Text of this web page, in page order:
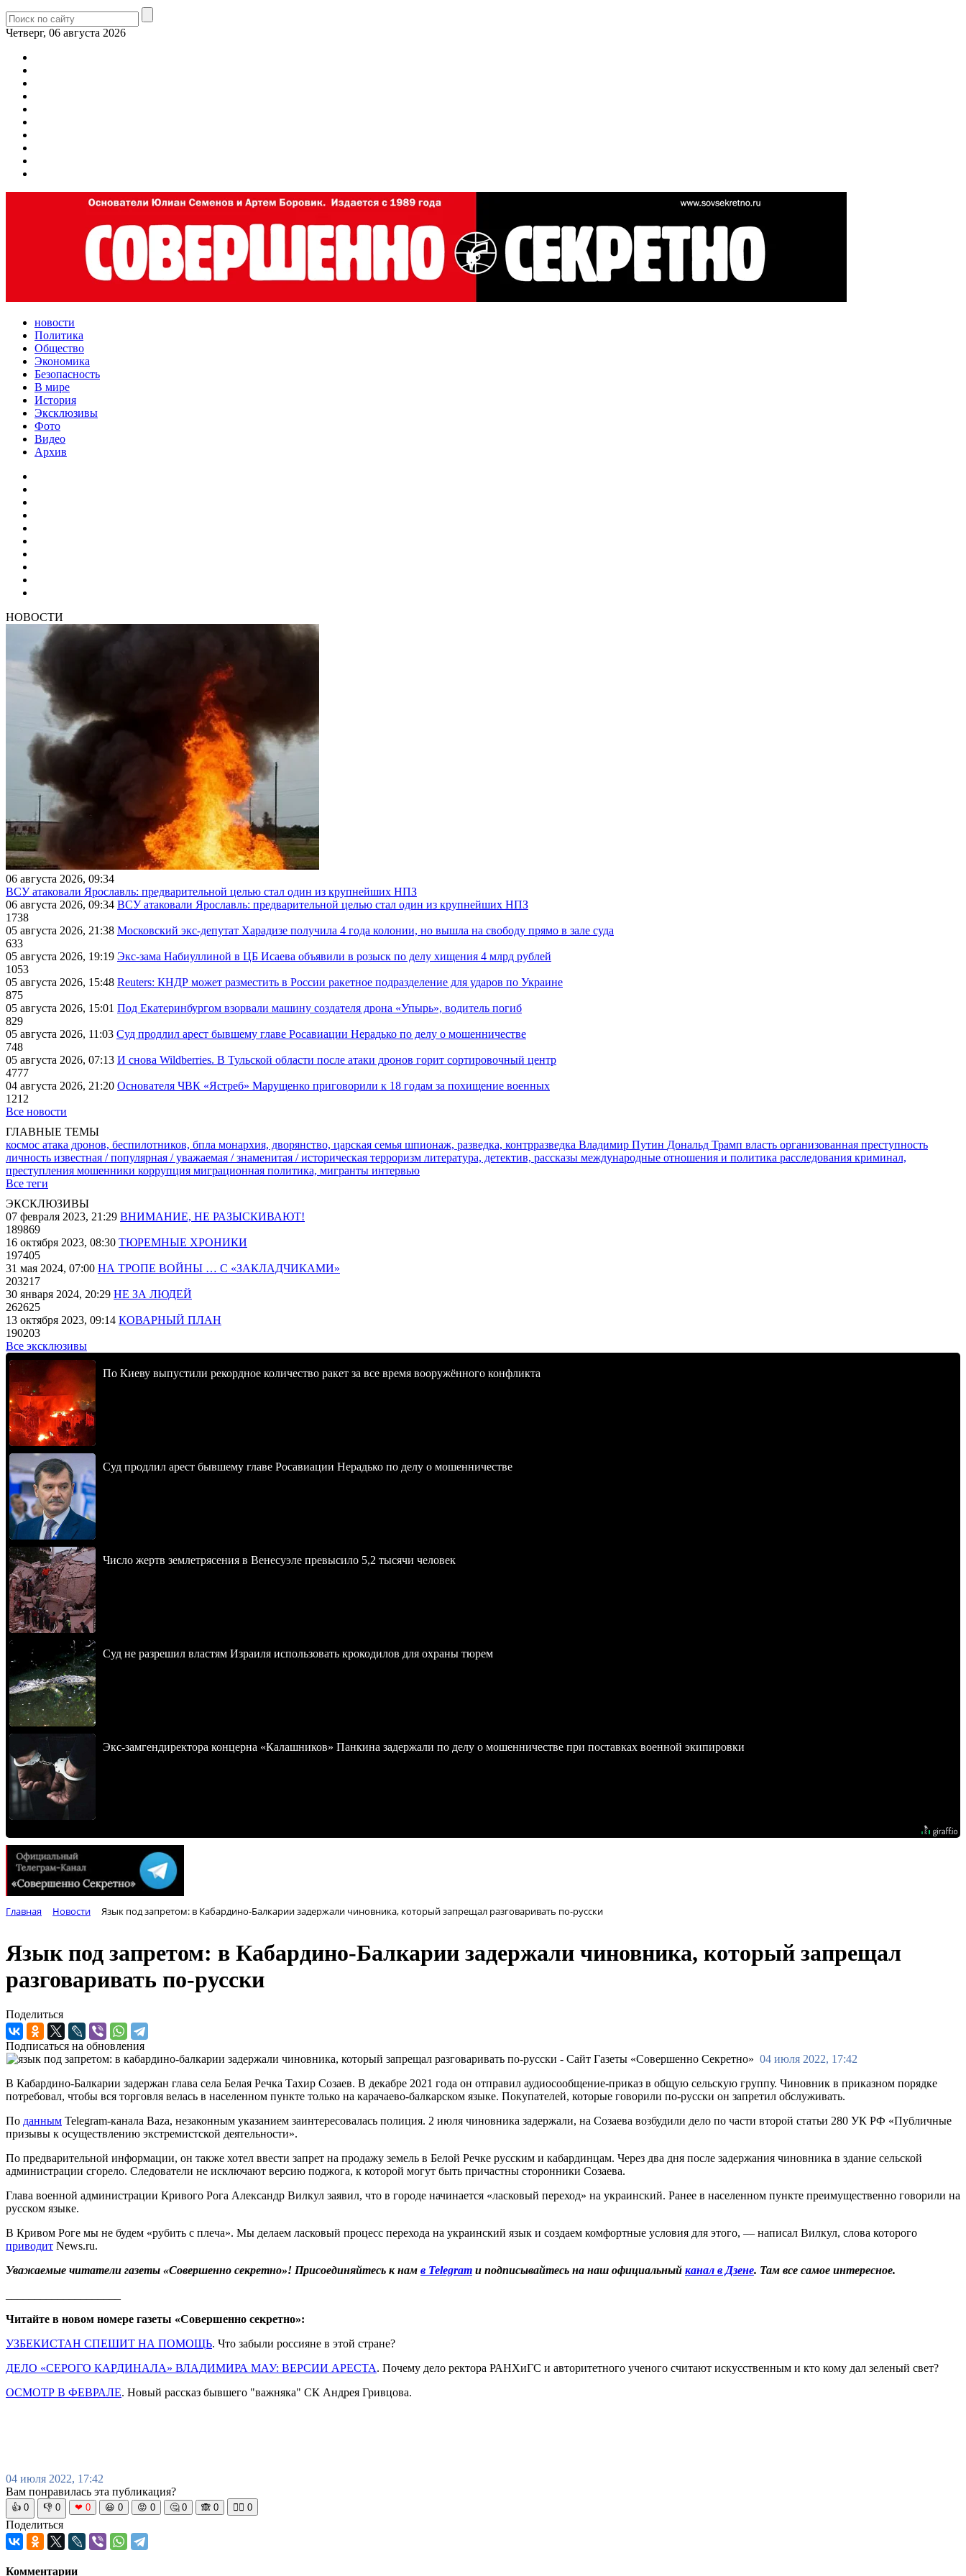
Четверг, 06 августа 2026
новости
Политика
Общество
Экономика
Безопасность
В мире
История
Эксклюзивы
Фото
Видео
Архив
НОВОСТИ
06 августа 2026, 09:34
ВСУ атаковали Ярославль: предварительной целью стал один из крупнейших НПЗ
06 августа 2026, 09:34 ВСУ атаковали Ярославль: предварительной целью стал один из крупнейших НПЗ
1738
05 августа 2026, 21:38 Московский экс-депутат Харадизе получила 4 года колонии, но вышла на свободу прямо в зале суда
633
05 августа 2026, 19:19 Экс-зама Набиуллиной в ЦБ Исаева объявили в розыск по делу хищения 4 млрд рублей
1053
05 августа 2026, 15:48 Reuters: КНДР может разместить в России ракетное подразделение для ударов по Украине
875
05 августа 2026, 15:01 Под Екатеринбургом взорвали машину создателя дрона «Упырь», водитель погиб
829
05 августа 2026, 11:03 Суд продлил арест бывшему главе Росавиации Нерадько по делу о мошенничестве
748
05 августа 2026, 07:13 И снова Wildberries. В Тульской области после атаки дронов горит сортировочный центр
4777
04 августа 2026, 21:20 Основателя ЧВК «Ястреб» Марущенко приговорили к 18 годам за похищение военных
1212
Все новости
ГЛАВНЫЕ ТЕМЫ
космос атака дронов, беспилотников, бпла монархия, дворянство, царская семья шпионаж, разведка, контрразведка Владимир Путин Дональд Трамп власть организованная преступность
личность известная / популярная / уважаемая / знаменитая / историческая терроризм литература, детектив, рассказы международные отношения и политика расследования криминал,
преступления мошенники коррупция миграционная политика, мигранты интервью
Все теги
ЭКСКЛЮЗИВЫ
07 февраля 2023, 21:29 ВНИМАНИЕ, НЕ РАЗЫСКИВАЮТ!
189869
16 октября 2023, 08:30 ТЮРЕМНЫЕ ХРОНИКИ
197405
31 мая 2024, 07:00 НА ТРОПЕ ВОЙНЫ … С «ЗАКЛАДЧИКАМИ»
203217
30 января 2024, 20:29 НЕ ЗА ЛЮДЕЙ
262625
13 октября 2023, 09:14 КОВАРНЫЙ ПЛАН
190203
Все эксклюзивы
По Киеву выпустили рекордное количество ракет за все время вооружённого конфликта
Суд продлил арест бывшему главе Росавиации Нерадько по делу о мошенничестве
Число жертв землетрясения в Венесуэле превысило 5,2 тысячи человек
Суд не разрешил властям Израиля использовать крокодилов для охраны тюрем
Экс-замгендиректора концерна «Калашников» Панкина задержали по делу о мошенничестве при поставках военной экипировки
Главная Новости Язык под запретом: в Кабардино-Балкарии задержали чиновника, который запрещал разговаривать по-русски
Язык под запретом: в Кабардино-Балкарии задержали чиновника, который запрещал
разговаривать по-русски
Поделиться
Подписаться на обновления
04 июля 2022, 17:42
В Кабардино-Балкарии задержан глава села Белая Речка Тахир Созаев. В декабре 2021 года он отправил аудиосообщение-приказ в общую сельскую группу. Чиновник в приказном порядке
потребовал, чтобы вся торговля велась в населенном пункте только на карачаево-балкарском языке. Покупателей, которые говорили по-русски он запретил обслуживать.
По данным Telegram-канала Baza, незаконным указанием заинтересовалась полиция. 2 июля чиновника задержали, на Созаева возбудили дело по части второй статьи 280 УК РФ «Публичные
призывы к осуществлению экстремистской деятельности».
По предварительной информации, он также хотел ввести запрет на продажу земель в Белой Речке русским и кабардинцам. Через два дня после задержания чиновника в здание сельской
администрации сгорело. Следователи не исключают версию поджога, к которой могут быть причастны сторонники Созаева.
Глава военной администрации Кривого Рога Александр Вилкул заявил, что в городе начинается «ласковый переход» на украинский. Ранее в населенном пункте преимущественно говорили на
русском языке.
В Кривом Роге мы не будем «рубить с плеча». Мы делаем ласковый процесс перехода на украинский язык и создаем комфортные условия для этого, — написал Вилкул, слова которого
приводит News.ru.
Уважаемые читатели газеты «Совершенно секретно»! Присоединяйтесь к нам в Telegram и подписывайтесь на наш официальный канал в Дзене. Там все самое интересное.
Читайте в новом номере газеты «Совершенно секретно»:
УЗБЕКИСТАН СПЕШИТ НА ПОМОЩЬ. Что забыли россияне в этой стране?
ДЕЛО «СЕРОГО КАРДИНАЛА» ВЛАДИМИРА МАУ: ВЕРСИИ АРЕСТА. Почему дело ректора РАНХиГС и авторитетного ученого считают искусственным и кто кому дал зеленый свет?
ОСМОТР В ФЕВРАЛЕ. Новый рассказ бывшего "важняка" СК Андрея Гривцова.
04 июля 2022, 17:42
Вам понравилась эта публикация?
👍 0 👎 0 ❤ 0 😆 0 😡 0 🤔 0 🙈 0 🧘‍♀️ 0
Поделиться
Комментарии